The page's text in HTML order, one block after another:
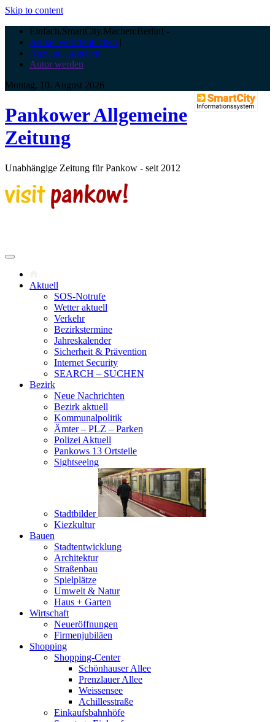
Skip to content
Einfach.SmartCity.Machen:Berlin! -
Artikel veröffentlichen |
Anzeige aufgeben |
Autor werden
Montag, 10. August 2026
Pankower Allgemeine
Zeitung
Unabhängige Zeitung für Pankow - seit 2012
Aktuell
SOS-Notrufe
Wetter aktuell
Verkehr
Bezirkstermine
Jahreskalender
Sicherheit & Prävention
Internet Security
SEARCH – SUCHEN
Bezirk
Neue Nachrichten
Bezirk aktuell
Kommunalpolitik
Ämter – PLZ – Parken
Polizei Aktuell
Pankows 13 Ortsteile
Sightseeing
Stadtbilder
Kiezkultur
Bauen
Stadtentwicklung
Architektur
Straßenbau
Spielplätze
Umwelt & Natur
Haus + Garten
Wirtschaft
Neueröffnungen
Firmenjubiläen
Shopping
Shopping-Center
Schönhauser Allee
Prenzlauer Allee
Weissensee
Achillesstraße
Einkaufsbahnhöfe